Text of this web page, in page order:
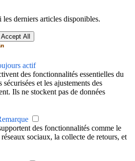
derniers articles disponibles.
Accept All
actif
des fonctionnalités essentielles du
et les ajustements des
Ils ne stockent pas de données
des fonctionnalités comme le
sociaux, la collecte de retours, et